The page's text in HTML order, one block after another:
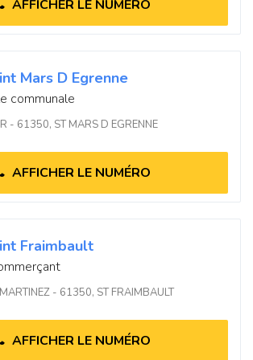
AFFICHER LE NUMÉRO
Mars D Egrenne
communale
- 61350, ST MARS D EGRENNE
AFFICHER LE NUMÉRO
Fraimbault
- 61350, ST FRAIMBAULT
AFFICHER LE NUMÉRO